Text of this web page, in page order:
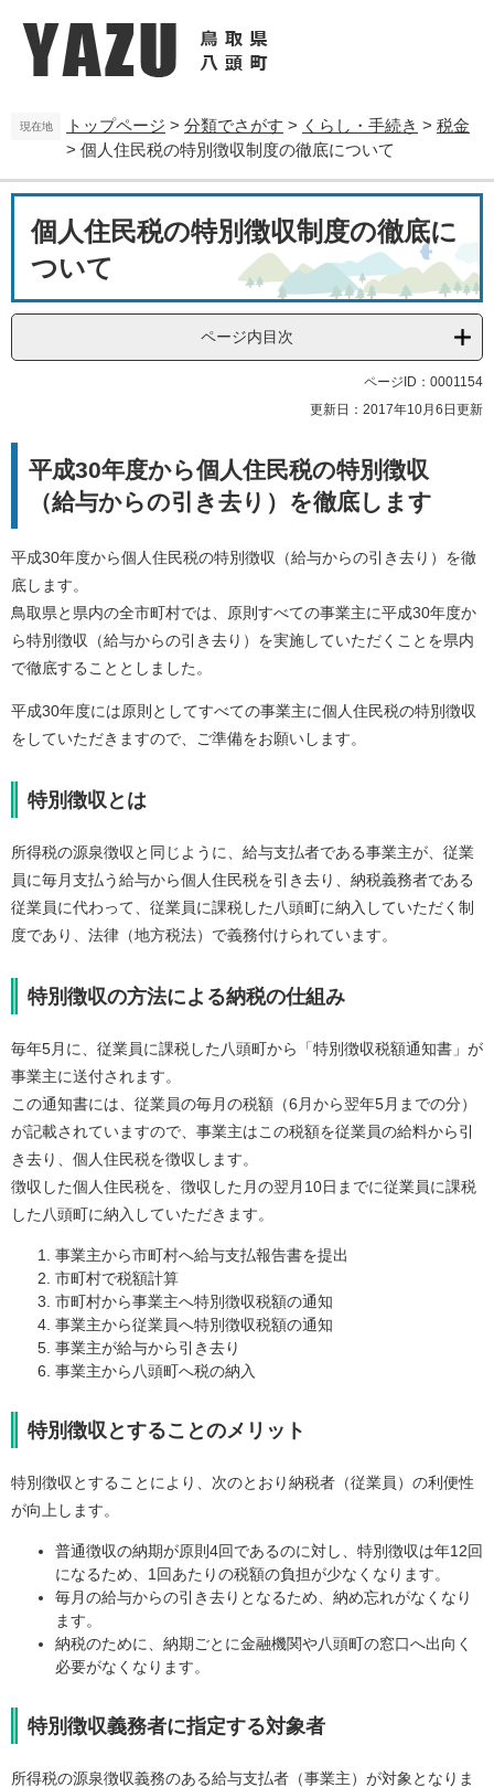
。
て
現在地 トップページ > 分類でさがす > くらし・手続き > 税金
> 個人住民税の特別徴収制度の徹底について
個人住民税の特別徴収制度の徹底に
ついて
ページ内目次
ページID：0001154
更新日：2017年10月6日更新
平成30年度から個人住民税の特別徴収
（給与からの引き去り）を徹底します
平成30年度から個人住民税の特別徴収（給与からの引き去り）を徹
底します。
鳥取県と県内の全市町村では、原則すべての事業主に平成30年度か
ら特別徴収（給与からの引き去り）を実施していただくことを県内
で徹底することとしました。
平成30年度には原則としてすべての事業主に個人住民税の特別徴収
をしていただきますので、ご準備をお願いします。
特別徴収とは
所得税の源泉徴収と同じように、給与支払者である事業主が、従業
員に毎月支払う給与から個人住民税を引き去り、納税義務者である
従業員に代わって、従業員に課税した八頭町に納入していただく制
度であり、法律（地方税法）で義務付けられています。
特別徴収の方法による納税の仕組み
毎年5月に、従業員に課税した八頭町から「特別徴収税額通知書」が
事業主に送付されます。
この通知書には、従業員の毎月の税額（6月から翌年5月までの分）
が記載されていますので、事業主はこの税額を従業員の給料から引
き去り、個人住民税を徴収します。
徴収した個人住民税を、徴収した月の翌月10日までに従業員に課税
した八頭町に納入していただきます。
事業主から市町村へ給与支払報告書を提出
市町村で税額計算
市町村から事業主へ特別徴収税額の通知
事業主から従業員へ特別徴収税額の通知
事業主が給与から引き去り
事業主から八頭町へ税の納入
特別徴収とすることのメリット
特別徴収とすることにより、次のとおり納税者（従業員）の利便性
が向上します。
普通徴収の納期が原則4回であるのに対し、特別徴収は年12回
になるため、1回あたりの税額の負担が少なくなります。
毎月の給与からの引き去りとなるため、納め忘れがなくなり
ます。
納税のために、納期ごとに金融機関や八頭町の窓口へ出向く
必要がなくなります。
特別徴収義務者に指定する対象者
所得税の源泉徴収義務のある給与支払者（事業主）が対象となりま